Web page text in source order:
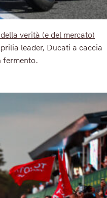
verità (e del mercato)
leader, Ducati a caccia
fermento.